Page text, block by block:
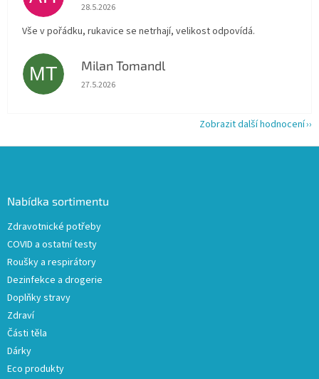
Hodnocení obchodu je 5 z 5 hvězdiček.
28.5.2026
Vše v pořádku, rukavice se netrhají, velikost odpovídá.
MT Milan Tomandl
Hodnocení obchodu je 5 z 5 hvězdiček.
27.5.2026
Zobrazit další hodnocení
Nabídka sortimentu
Zdravotnické potřeby
COVID a ostatní testy
Roušky a respirátory
Dezinfekce a drogerie
Doplňky stravy
Zdraví
Části těla
Dárky
Eco produkty